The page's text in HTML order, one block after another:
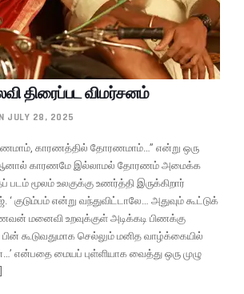
திரைப்பட விமர்சனம்
JULY 28, 2025
காரணத்தில் தோரணமாம்…” என்று ஒரு
ஆனால் காரணமே இல்லாமல் தோரணம் அமைக்க
படம் மூலம் உலகுக்கு உணர்த்தி இருக்கிறார்
குடும்பம் என்று வந்துவிட்டாலே… அதுவும் கூட்டுக்
மனைவி உறவுக்குள் அடிக்கடி பிணக்கு
பின் கூடுவதுமாக செல்லும் மனித வாழ்க்கையில்
என்பதை மையப் புள்ளியாக வைத்து ஒரு முழு